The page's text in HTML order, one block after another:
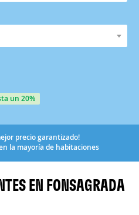
un 20%
precio garantizado!
la mayoría de habitaciones
EN FONSAGRADA